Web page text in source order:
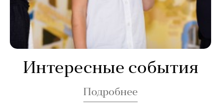
Интересные события
Подробнее